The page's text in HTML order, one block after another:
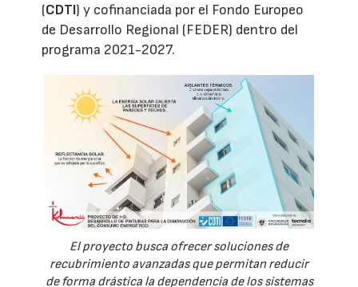
(CDTI) y cofinanciada por el Fondo Europeo
de Desarrollo Regional (FEDER) dentro del
programa 2021-2027.
El proyecto busca ofrecer soluciones de
recubrimiento avanzadas que permitan reducir
de forma drástica la dependencia de los sistemas